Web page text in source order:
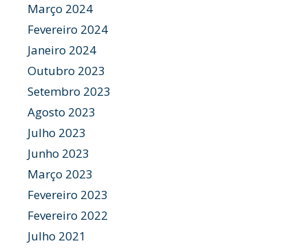
Março 2024
Fevereiro 2024
Janeiro 2024
Outubro 2023
Setembro 2023
Agosto 2023
Julho 2023
Junho 2023
Março 2023
Fevereiro 2023
Fevereiro 2022
Julho 2021